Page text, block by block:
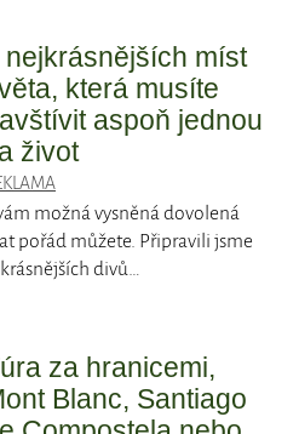
nejkrásnějších míst
která musíte
aspoň jednou
život
možná vysněná dovolená
pořád můžete. Připravili jsme
divů…
za hranicemi,
Blanc, Santiago